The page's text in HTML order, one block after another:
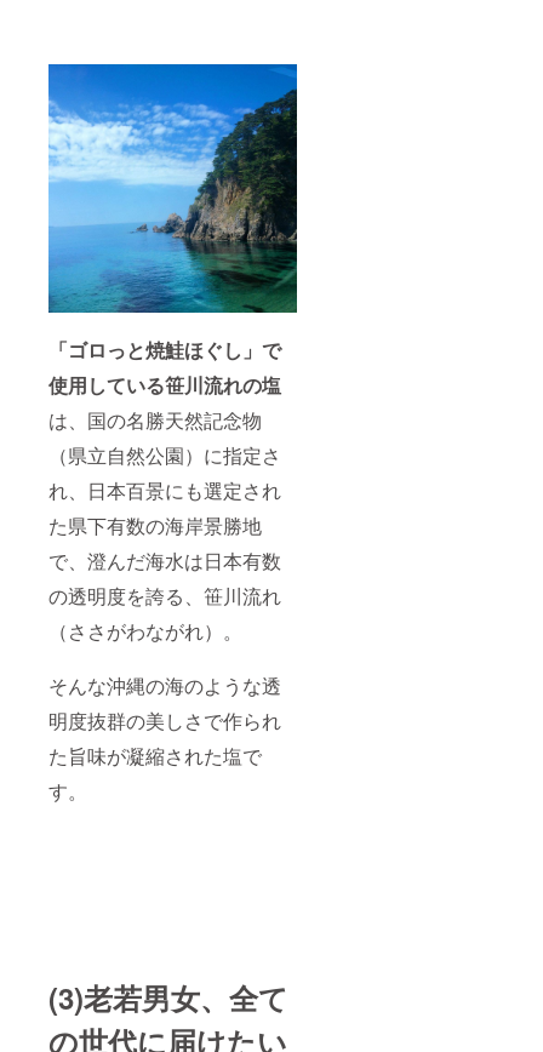
「ゴロっと焼鮭ほぐし」で
使用している笹川流れの塩
は、国の名勝天然記念物
（県立自然公園）に指定さ
れ、日本百景にも選定され
た県下有数の海岸景勝地
で、澄んだ海水は日本有数
の透明度を誇る、笹川流れ
（ささがわながれ）。
そんな沖縄の海のような透
明度抜群の美しさで作られ
た旨味が凝縮された塩で
す。
(3)老若男女、全て
の世代に届けたい